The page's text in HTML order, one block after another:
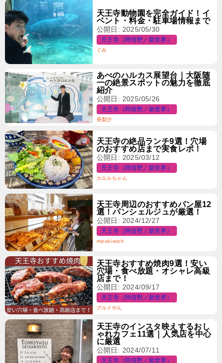
天王寺動物園を完全ガイド！イ
ベント・料金・駐車場情報まで
公開日: 2025/05/30
天王寺（阿倍野／新世界）
ぐみ
あべのハルカス展望台｜大阪随
一の絶景スポットの魅力を徹底
紹介
公開日: 2025/05/26
天王寺（阿倍野／新世界）
亜梨沙
天王寺の絶品ランチ9選！穴場
のおすすめ店まで実食レポ！
公開日: 2025/03/12
天王寺（阿倍野／新世界）
カエルちゃん
天王寺周辺のおすすめパン屋12
選！パンシェルジュが厳選！
公開日: 2024/12/27
天王寺（阿倍野／新世界）
mizuki-wich
天王寺おすすめ焼肉9選！安い
穴場・食べ放題・オシャレ高級
店まで！
公開日: 2024/09/17
天王寺（阿倍野／新世界）
グルメやん
天王寺のインスタ映えするおし
ゃれカフェ11選｜人気店を中心
に厳選
公開日: 2024/07/11
天王寺（阿倍野／新世界）